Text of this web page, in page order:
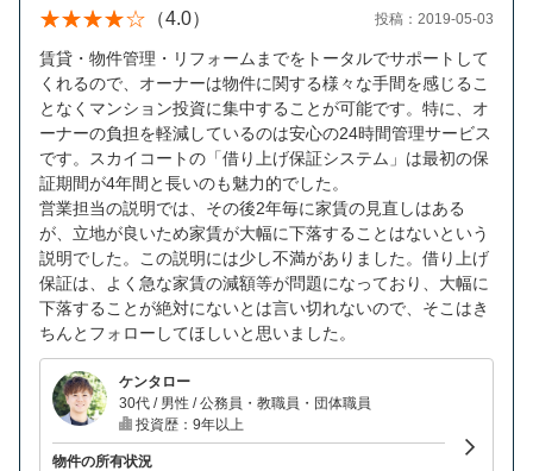
（4.0） 投稿：2019-05-03
賃貸・物件管理・リフォームまでをトータルでサポートして
くれるので、オーナーは物件に関する様々な手間を感じるこ
となくマンション投資に集中することが可能です。特に、オ
ーナーの負担を軽減しているのは安心の24時間管理サービス
です。スカイコートの「借り上げ保証システム」は最初の保
証期間が4年間と長いのも魅力的でした。
営業担当の説明では、その後2年毎に家賃の見直しはある
が、立地が良いため家賃が大幅に下落することはないという
説明でした。この説明には少し不満がありました。借り上げ
保証は、よく急な家賃の減額等が問題になっており、大幅に
下落することが絶対にないとは言い切れないので、そこはき
ちんとフォローしてほしいと思いました。
ケンタロー
30代 / 男性 / 公務員・教職員・団体職員
投資歴：9年以上
物件の所有状況